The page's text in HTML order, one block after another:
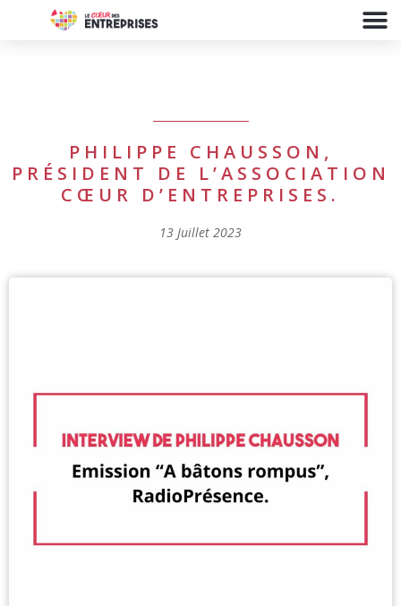
PHILIPPE CHAUSSON,
PRÉSIDENT DE L’ASSOCIATION
CŒUR D’ENTREPRISES.
13 Juillet 2023